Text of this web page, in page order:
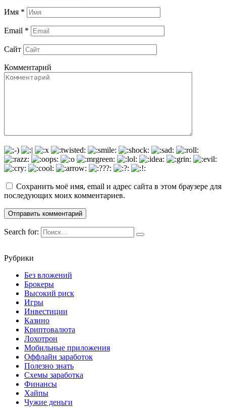
Имя *
Email *
Сайт
Комментарий
Сохранить моё имя, email и адрес сайта в этом браузере для
последующих моих комментариев.
Search for:
Рубрики
Без вложений
Брокеры
Высокий риск
Игры
Инвестиции
Казино
Криптовалюта
Лохотрон
Мобильные приложения
Оффлайн заработок
Полезно знать
Схемы заработка
Финансы
Хайпы
Чужие деньги